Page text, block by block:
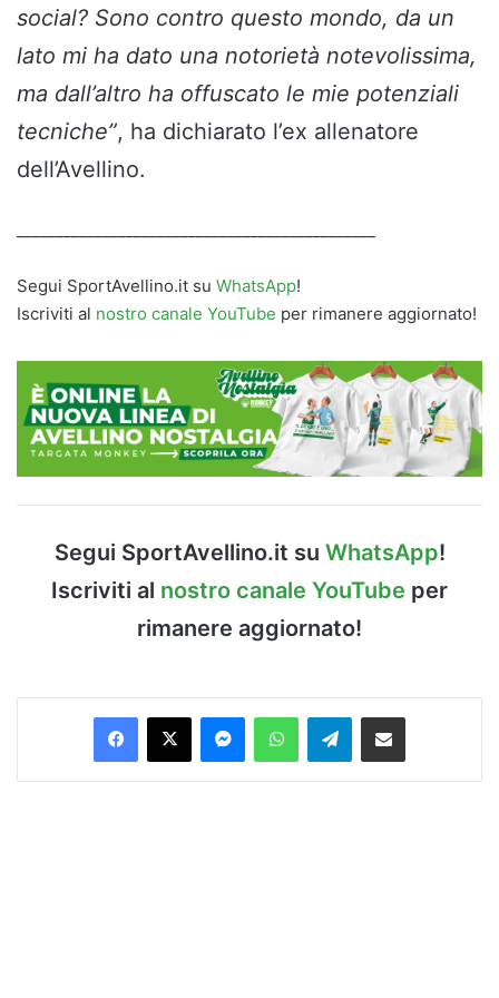
social? Sono contro questo mondo, da un
lato mi ha dato una notorietà notevolissima,
ma dall’altro ha offuscato le mie potenziali
tecniche”, ha dichiarato l’ex allenatore
dell’Avellino.
Segui SportAvellino.it su WhatsApp!
Iscriviti al nostro canale YouTube per rimanere aggiornato!
Segui SportAvellino.it su WhatsApp!
Iscriviti al nostro canale YouTube per
rimanere aggiornato!
Facebook
X MessengerWhatsAppTelegramCondividi via Email